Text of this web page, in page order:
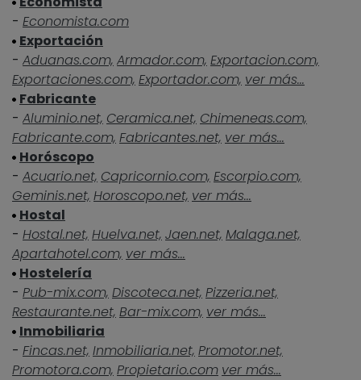
- Economista.com
Exportación
- Aduanas.com, Armador.com, Exportacion.com,
Exportaciones.com, Exportador.com, ver más...
Fabricante
- Aluminio.net, Ceramica.net, Chimeneas.com,
Fabricante.com, Fabricantes.net, ver más...
Horóscopo
- Acuario.net, Capricornio.com, Escorpio.com,
Geminis.net, Horoscopo.net, ver más...
Hostal
- Hostal.net, Huelva.net, Jaen.net, Malaga.net,
Apartahotel.com, ver más...
Hostelería
- Pub-mix.com, Discoteca.net, Pizzeria.net,
Restaurante.net, Bar-mix.com, ver más...
Inmobiliaria
- Fincas.net, Inmobiliaria.net, Promotor.net,
Promotora.com, Propietario.com ver más...